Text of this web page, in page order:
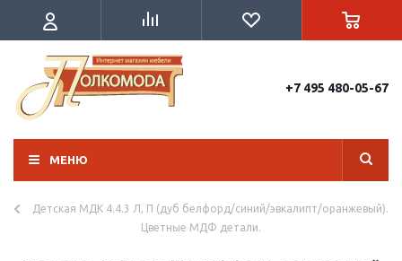
+7 495 480-05-67
МЕНЮ
Детская МДК 4.4.3 Л, П (дуб белфорд/синий/эвкалипт/оранжевый).
Цветные МДФ детали.